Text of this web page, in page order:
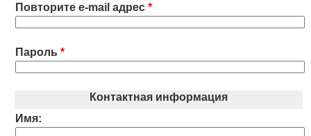
Повторите e-mail адрес *
Пароль *
Контактная информация
Имя: